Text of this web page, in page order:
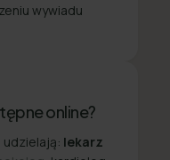
wywiadu
online?
lekarz